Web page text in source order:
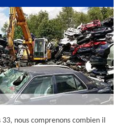
nous comprenons combien il